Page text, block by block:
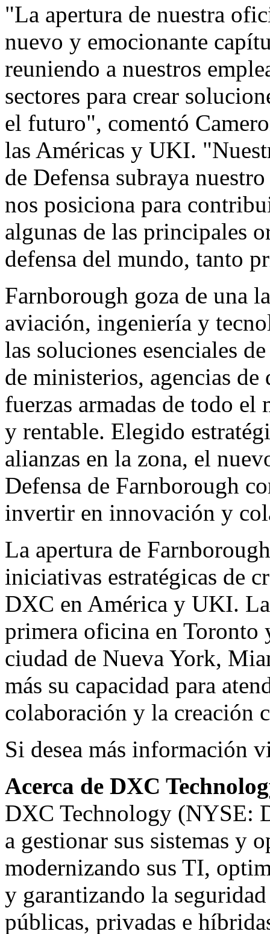
"La apertura de nuestra
nuevo y emocionante
reuniendo a nuestros
sectores para crear
el futuro", comentó
las Américas y UKI.
de Defensa subraya
nos posiciona para
algunas de las principales
defensa del mundo, tanto
Farnborough goza de una
aviación, ingeniería y
las soluciones esenciales
de ministerios, agencias de
fuerzas armadas de todo
y rentable. Elegido
alianzas en la zona, el
Defensa de Farnborough
invertir en innovación y
La apertura de
iniciativas estratégicas de
DXC en América y UKI.
primera oficina en Toronto
ciudad de Nueva York,
más su capacidad para
colaboración y la creación
Si desea más información
Acerca de DXC
DXC Technology (NYSE:
a gestionar sus sistemas y
modernizando sus TI,
y garantizando la
públicas, privadas e